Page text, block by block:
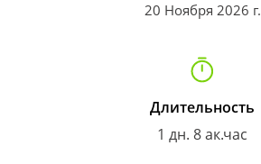
20 Ноября 2026 г.
Длительность
1 дн. 8 ак.час